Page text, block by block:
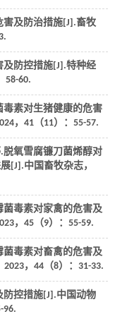
害及防治措施[J].畜牧
及防控措施[J].特种经
58-60.
素对生猪健康的危害
， 41（11）：55-57.
.脱氧雪腐镰刀菌烯醇对
[J].中国畜牧杂志，
菌毒素对家禽的危害及
， 45（9）：55-59.
毒素对畜禽的危害及
2023， 44（8）：31-33.
防控措施[J].中国动物
96.